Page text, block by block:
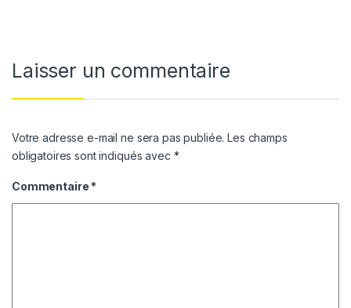
Laisser un commentaire
Votre adresse e-mail ne sera pas publiée. Les champs
obligatoires sont indiqués avec *
Commentaire *